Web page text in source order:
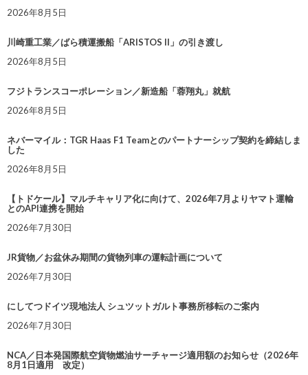
2026年8月5日
川崎重工業／ばら積運搬船「ARISTOS II」の引き渡し
2026年8月5日
フジトランスコーポレーション／新造船「蓉翔丸」就航
2026年8月5日
ネバーマイル：TGR Haas F1 Teamとのパートナーシップ契約を締結しま
した
2026年8月5日
【トドケール】マルチキャリア化に向けて、2026年7月よりヤマト運輸
とのAPI連携を開始
2026年7月30日
JR貨物／お盆休み期間の貨物列車の運転計画について
2026年7月30日
にしてつドイツ現地法人 シュツットガルト事務所移転のご案内
2026年7月30日
NCA／日本発国際航空貨物燃油サーチャージ適用額のお知らせ（2026年
8月1日適用 改定）